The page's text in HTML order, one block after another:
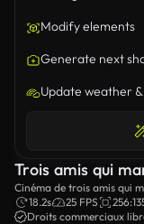
Modify elements
Generate next
Update weather
Trois amis qui
Cinéma de trois amis qui
18.2s
25 FPS
Droits commerciaux